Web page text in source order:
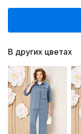
В других цветах